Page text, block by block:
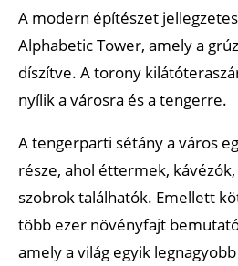
A modern építészet
Alphabetic Tower, amely a
díszítve. A torony
nyílik a városra és a tengerre.
A tengerparti sétány a város
része, ahol éttermek,
szobrok találhatók. Emellett
több ezer növényfajt
amely a világ egyik